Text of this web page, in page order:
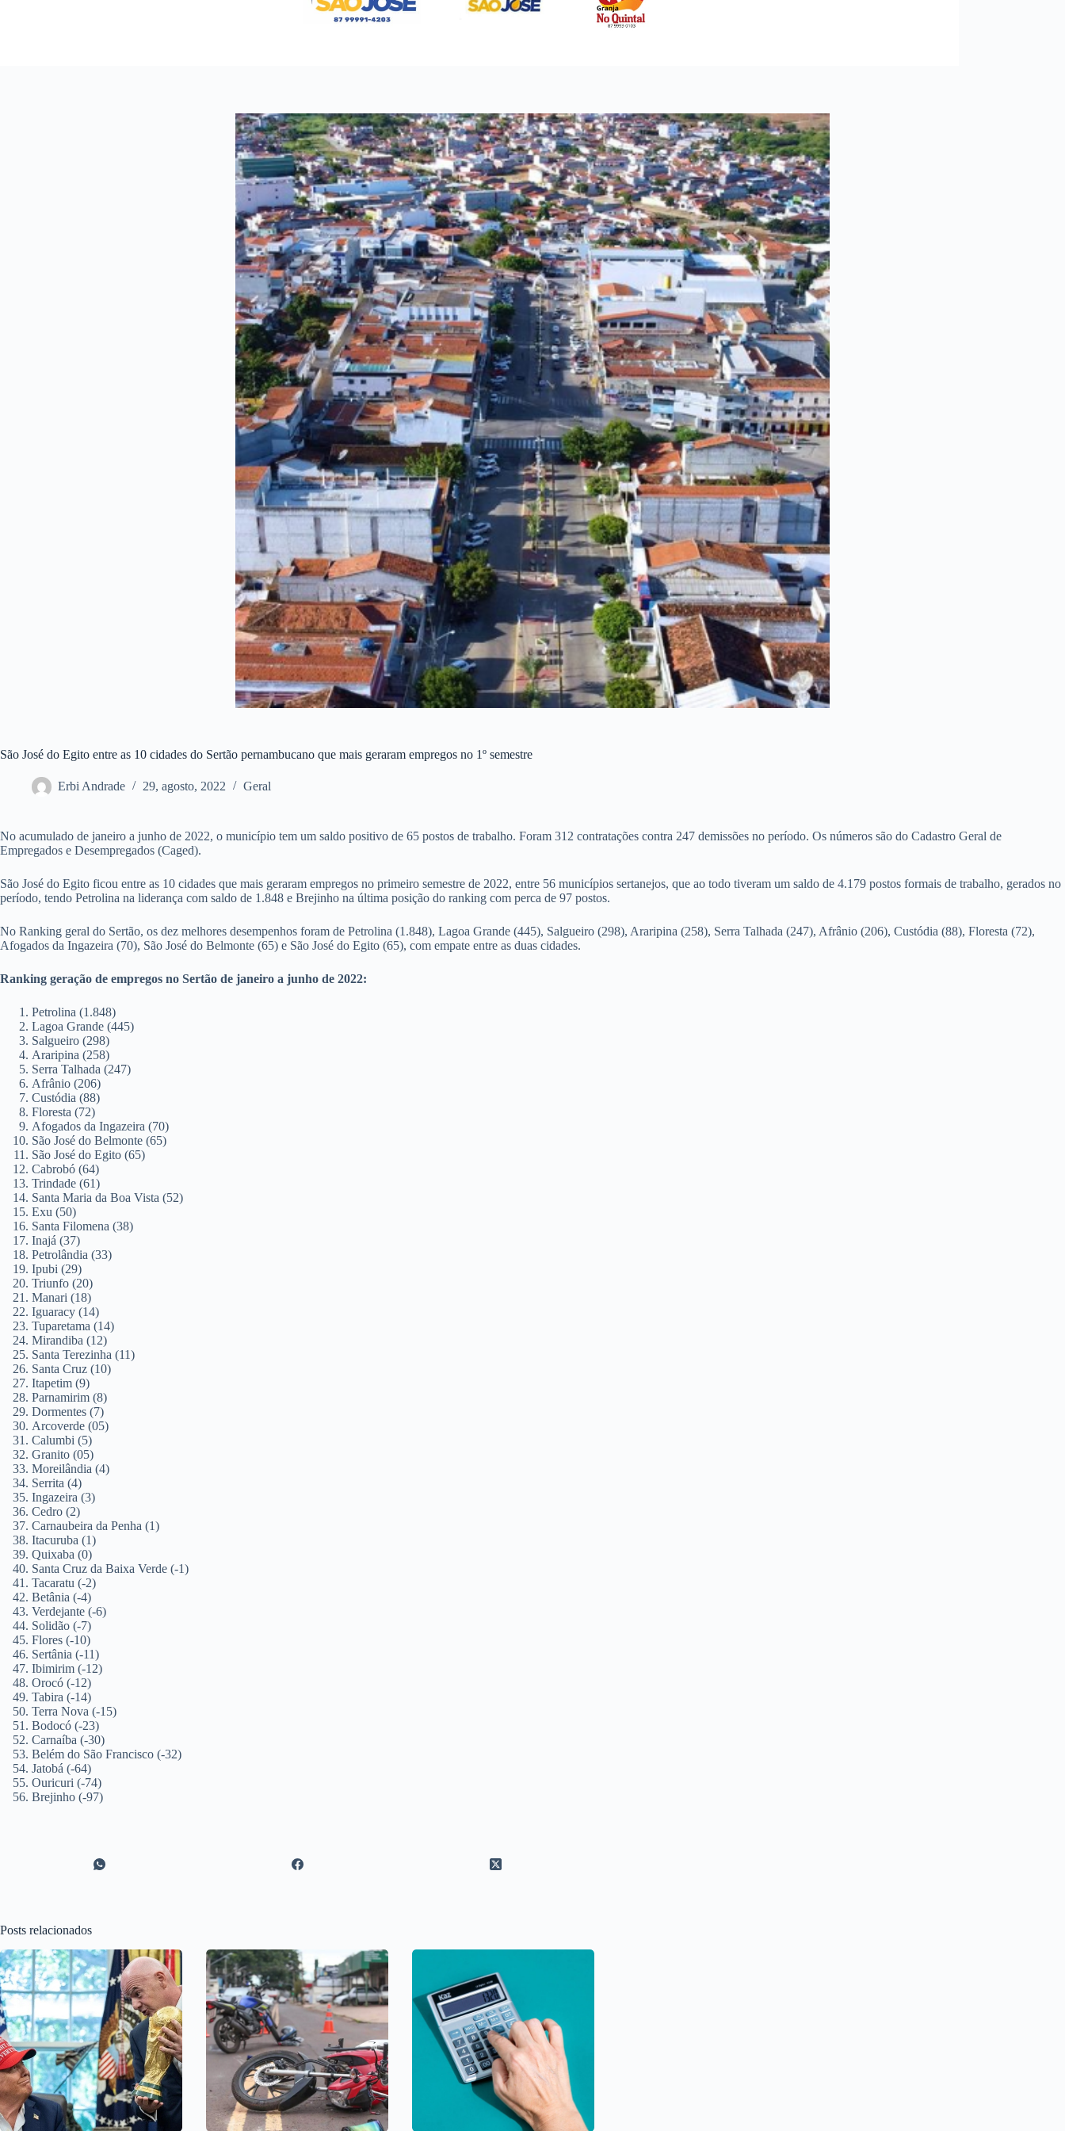
São José do Egito entre as 10 cidades do Sertão pernambucano que mais geraram empregos no 1º semestre
Erbi Andrade 29, agosto, 2022 Geral
No acumulado de janeiro a junho de 2022, o município tem um saldo positivo de 65 postos de trabalho. Foram 312 contratações contra 247 demissões no período. Os números são do Cadastro Geral de
Empregados e Desempregados (Caged).
São José do Egito ficou entre as 10 cidades que mais geraram empregos no primeiro semestre de 2022, entre 56 municípios sertanejos, que ao todo tiveram um saldo de 4.179 postos formais de trabalho, gerados no
período, tendo Petrolina na liderança com saldo de 1.848 e Brejinho na última posição do ranking com perca de 97 postos.
No Ranking geral do Sertão, os dez melhores desempenhos foram de Petrolina (1.848), Lagoa Grande (445), Salgueiro (298), Araripina (258), Serra Talhada (247), Afrânio (206), Custódia (88), Floresta (72),
Afogados da Ingazeira (70), São José do Belmonte (65) e São José do Egito (65), com empate entre as duas cidades.
Ranking geração de empregos no Sertão de janeiro a junho de 2022:
Petrolina (1.848)
Lagoa Grande (445)
Salgueiro (298)
Araripina (258)
Serra Talhada (247)
Afrânio (206)
Custódia (88)
Floresta (72)
Afogados da Ingazeira (70)
São José do Belmonte (65)
São José do Egito (65)
Cabrobó (64)
Trindade (61)
Santa Maria da Boa Vista (52)
Exu (50)
Santa Filomena (38)
Inajá (37)
Petrolândia (33)
Ipubi (29)
Triunfo (20)
Manari (18)
Iguaracy (14)
Tuparetama (14)
Mirandiba (12)
Santa Terezinha (11)
Santa Cruz (10)
Itapetim (9)
Parnamirim (8)
Dormentes (7)
Arcoverde (05)
Calumbi (5)
Granito (05)
Moreilândia (4)
Serrita (4)
Ingazeira (3)
Cedro (2)
Carnaubeira da Penha (1)
Itacuruba (1)
Quixaba (0)
Santa Cruz da Baixa Verde (-1)
Tacaratu (-2)
Betânia (-4)
Verdejante (-6)
Solidão (-7)
Flores (-10)
Sertânia (-11)
Ibimirim (-12)
Orocó (-12)
Tabira (-14)
Terra Nova (-15)
Bodocó (-23)
Carnaíba (-30)
Belém do São Francisco (-32)
Jatobá (-64)
Ouricuri (-74)
Brejinho (-97)
Posts relacionados